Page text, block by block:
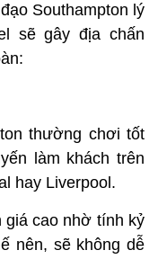
Southampton lý
sẽ gây địa chấn
thường chơi tốt
làm khách trên
hay Liverpool.
giá cao nhờ tính kỷ
nên, sẽ không dễ